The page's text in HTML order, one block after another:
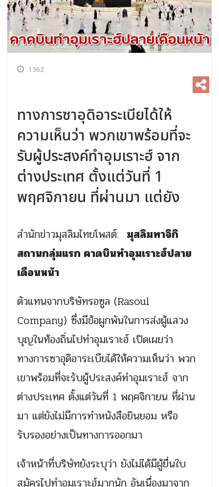
1362
ทางการซาอุดิอาระเบียได้ให้
ความเห็นว่า พวกเขาพร้อมที่จะ
รับผู้ประสงค์ทำอุมเราะฮ์ จาก
ต่างประเทศ ตั้งแต่วันที่ 1
พฤศจิกายน ที่ผ่านมา แต่ยัง
สำนักข่าวมุสลิมไทยโพสต์: มุสลิมทาจิกิ
สถานกลุ่มแรก คาดบินทำอุมเราะฮ์ปลาย
เดือนหน้า
ตัวแทนจากบริษัทรอซูล (Rasoul
Company) ซึ่งมีข้อผูกพันในการส่งผู้แสวง
บุญในท้องถิ่นไปทำอุมเราะฮ์ เปิดเผยว่า
ทางการซาอุดิอาระเบียได้ให้ความเห็นว่า พวก
เขาพร้อมที่จะรับผู้ประสงค์ทำอุมเราะฮ์ จาก
ต่างประเทศ ตั้งแต่วันที่ 1 พฤศจิกายน ที่ผ่าน
มา แต่ยังไม่มีการทำหนังสือยินยอม หรือ
รับรองอย่างเป็นทางการออกมา
เจ้าหน้าที่บริษัทยังระบุว่า ยังไม่ได้มีผู้ยื่นใบ
สมัครไปทำอุมเราะฮ์มากนัก อันเนื่องมาจาก